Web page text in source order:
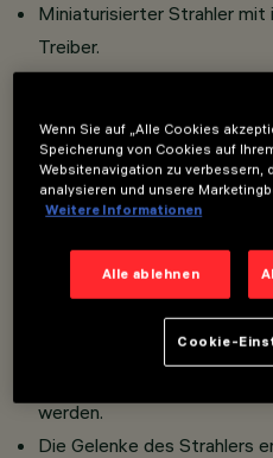
Miniaturisierter Strahler
Treiber.
Werkzeugloser Anschluss
Schwenkbarer
Adapter für die Installation
Schienensystem Filorail
Korpus bestehend aus der
Gehäuseschalen aus
Schienen-Anschlussbügel
der integrierten DALI
werden.
Die Gelenke des Strahlers
Wenn Sie auf „Alle Cookies
Speicherung von Cookies auf
Websitenavigation zu verbessern,
analysieren und unsere
Weitere Informationen
Alle ablehnen
Cookie-